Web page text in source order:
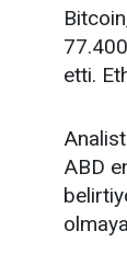
etti.
ABD